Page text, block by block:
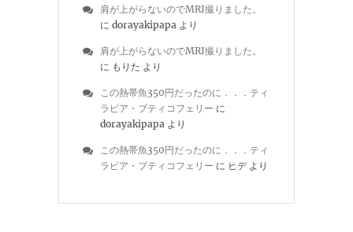
肩が上がらないのでMRI撮りました。
に dorayakipapa より
肩が上がらないのでMRI撮りました。
に もりた より
この熱帯魚350円だったのに．．．ティ
ラピア・ブティコフェリー に
dorayakipapa より
この熱帯魚350円だったのに．．．ティ
ラピア・ブティコフェリー に ヒデより